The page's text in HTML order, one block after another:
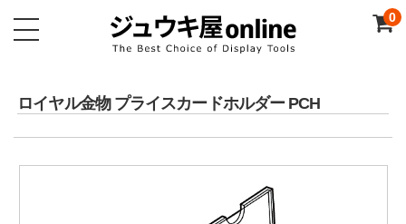
0
ロイヤル金物 プライスカードホルダー PCH